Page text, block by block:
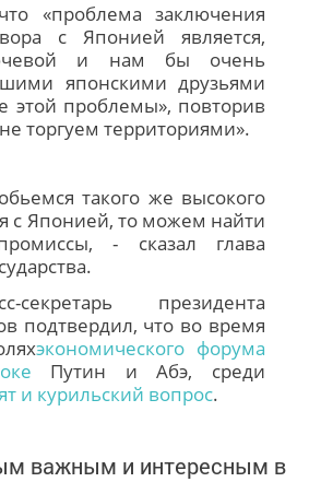
«проблема заключения
с Японией является,
и нам бы очень
японскими друзьями
этой проблемы», повторив
торгуем территориями».
такого же высокого
с Японией, то можем найти
- сказал глава
секретарь президента
подтвердил, что во время
экономического форума
Путин и Абэ, среди
и курильский вопрос.
важным и интересным в